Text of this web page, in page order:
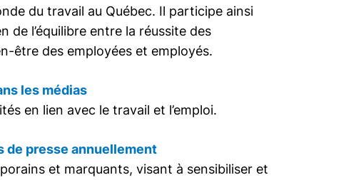
du travail au Québec. Il participe ainsi
de l’équilibre entre la réussite des
être des employées et employés.
les médias
en lien avec le travail et l’emploi.
de presse annuellement
et marquants, visant à sensibiliser et